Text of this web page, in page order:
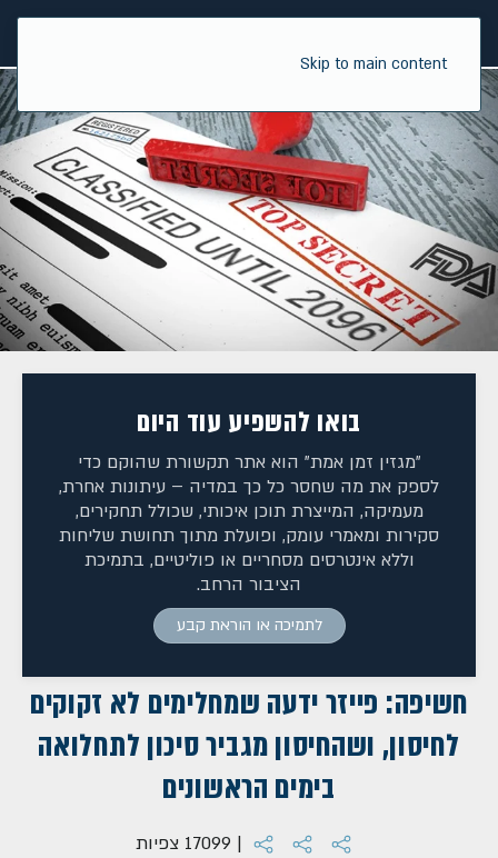
Skip to main content
בואו להשפיע עוד היום
"מגזין זמן אמת" הוא אתר תקשורת שהוקם כדי
לספק את מה שחסר כל כך במדיה – עיתונות אחרת,
מעמיקה, המייצרת תוכן איכותי, שכולל תחקירים,
סקירות ומאמרי עומק, ופועלת מתוך תחושת שליחות
וללא אינטרסים מסחריים או פוליטיים, בתמיכת
הציבור הרחב.
לתמיכה או הוראת קבע
חשיפה: פייזר ידעה שמחלימים לא זקוקים
לחיסון, ושהחיסון מגביר סיכון לתחלואה
בימים הראשונים
| 17099 צפיות